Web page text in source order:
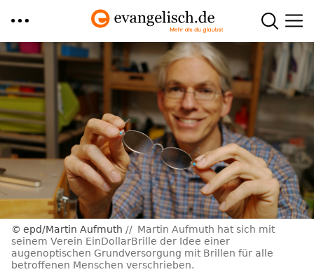
Direkt
zum
Inhalt
epd/Martin Aufmuth
Martin Aufmuth hat sich mit
seinem Verein EinDollarBrille der Idee einer
augenoptischen Grundversorgung mit Brillen für alle
betroffenen Menschen verschrieben.